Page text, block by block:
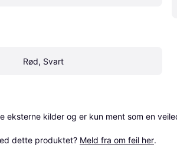
Rød, Svart
eksterne kilder og er kun ment som en
dette produktet? Meld fra om feil her.